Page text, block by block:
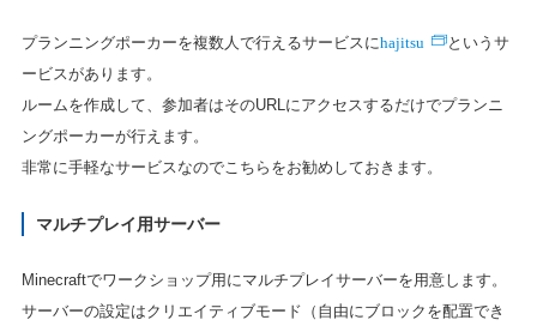
プランニングポーカーを複数人で行えるサービスにhajitsu
というサ
ービスがあります。
ルームを作成して、参加者はそのURLにアクセスするだけでプランニ
ングポーカーが行えます。
非常に手軽なサービスなのでこちらをお勧めしておきます。
マルチプレイ用サーバー
Minecraftでワークショップ用にマルチプレイサーバーを用意します。
サーバーの設定はクリエイティブモード（自由にブロックを配置でき